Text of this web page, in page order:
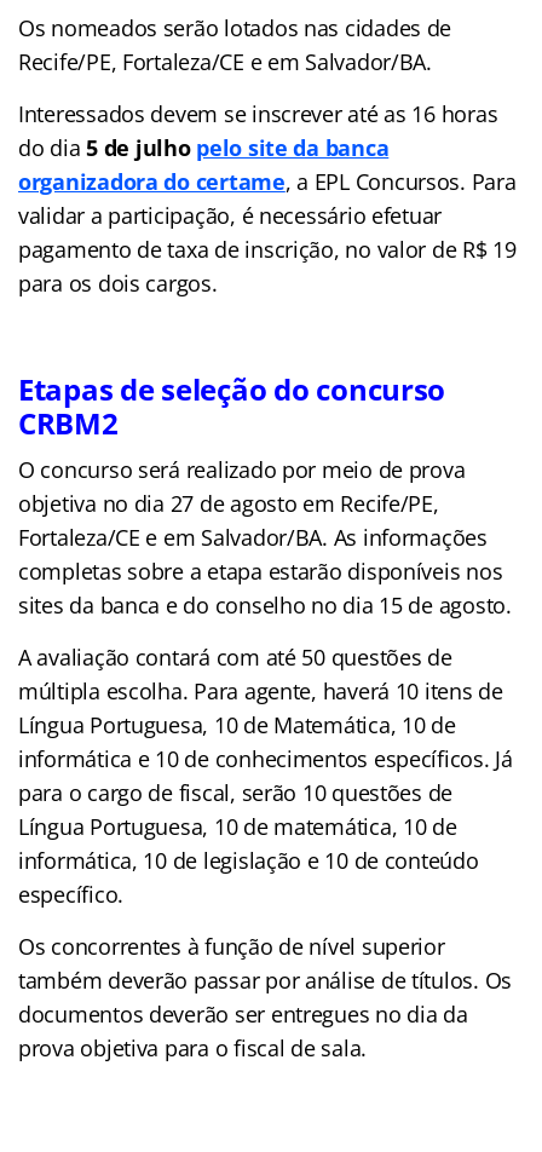
Os nomeados serão lotados nas cidades de
Recife/PE, Fortaleza/CE e em Salvador/BA.
Interessados devem se inscrever até as 16 horas
do dia 5 de julho pelo site da banca
organizadora do certame, a EPL Concursos. Para
validar a participação, é necessário efetuar
pagamento de taxa de inscrição, no valor de R$ 19
para os dois cargos.
Etapas de seleção do concurso
CRBM2
O concurso será realizado por meio de prova
objetiva no dia 27 de agosto em Recife/PE,
Fortaleza/CE e em Salvador/BA. As informações
completas sobre a etapa estarão disponíveis nos
sites da banca e do conselho no dia 15 de agosto.
A avaliação contará com até 50 questões de
múltipla escolha. Para agente, haverá 10 itens de
Língua Portuguesa, 10 de Matemática, 10 de
informática e 10 de conhecimentos específicos. Já
para o cargo de fiscal, serão 10 questões de
Língua Portuguesa, 10 de matemática, 10 de
informática, 10 de legislação e 10 de conteúdo
específico.
Os concorrentes à função de nível superior
também deverão passar por análise de títulos. Os
documentos deverão ser entregues no dia da
prova objetiva para o fiscal de sala.